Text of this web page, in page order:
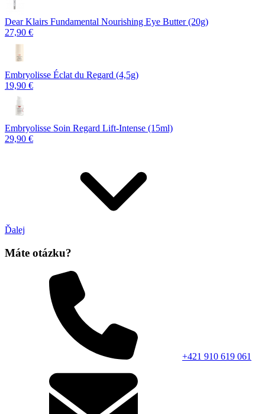
Dear Klairs Fundamental Nourishing Eye Butter (20g)
27,90 €
Embryolisse Éclat du Regard (4,5g)
19,90 €
Embryolisse Soin Regard Lift-Intense (15ml)
29,90 €
Ďalej
Máte otázku?
+421 910 619 061